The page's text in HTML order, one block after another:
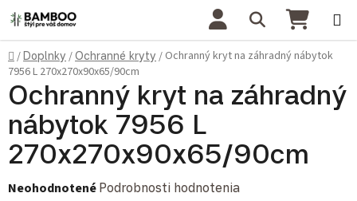
Prejsť na obsah Hľadať
Domov
/Doplnky /Ochranné kryty / Ochranný kryt na záhradný nábytok
7956 L 270x270x90x65/90cm
Ochranný kryt na záhradný
nábytok 7956 L
270x270x90x65/90cm
Priemerné hodnotenie produktu je 0,0 z 5 hviezdičiek.
Neohodnotené Podrobnosti hodnotenia